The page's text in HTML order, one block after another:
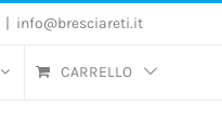
| info@bresciareti.it
CARRELLO